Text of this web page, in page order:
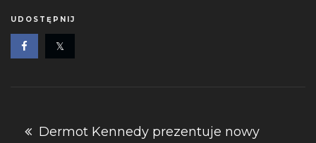
UDOSTĘPNIJ
Nawigacja
Dermot Kennedy prezentuje nowy